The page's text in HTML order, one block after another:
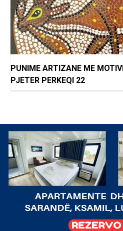
PUNIME ARTIZANE ME
PJETER PERKEQI 22